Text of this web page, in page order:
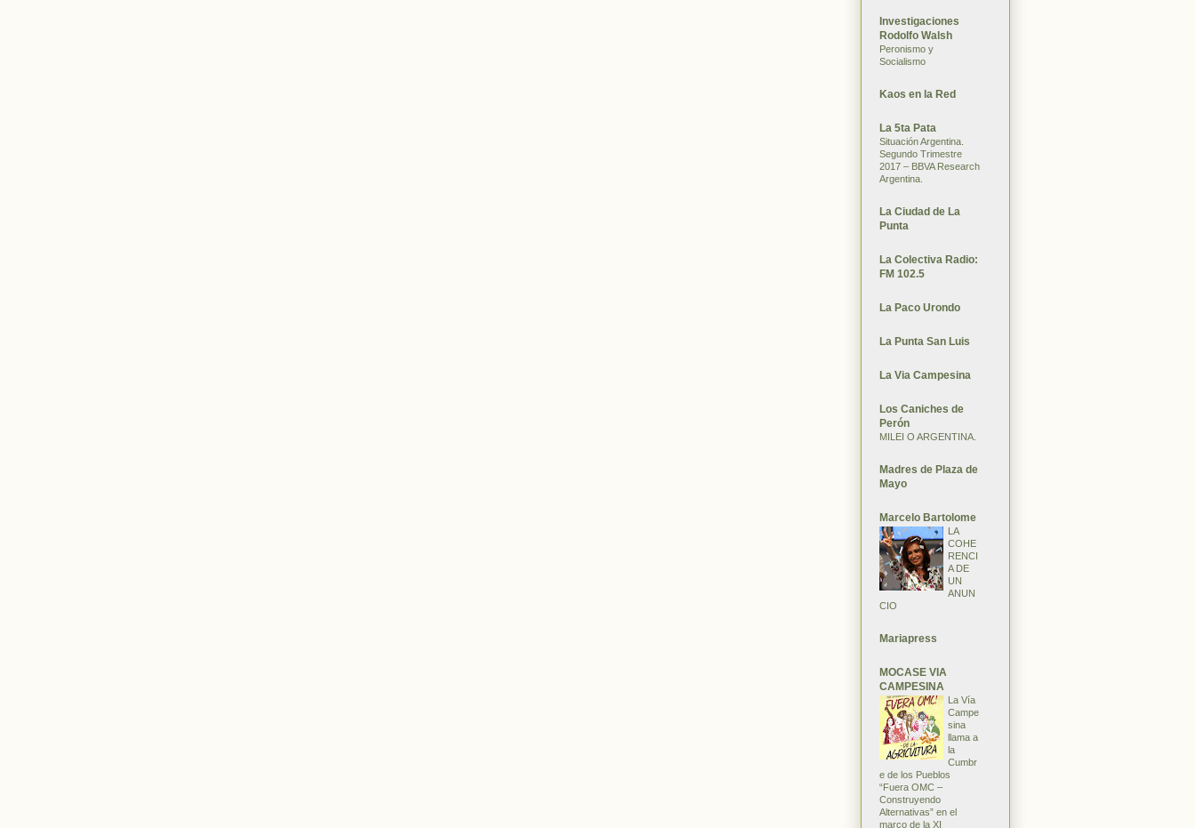
Investigaciones
Rodolfo Walsh
Peronismo y
Socialismo
Kaos en la Red
La 5ta Pata
Situación Argentina.
Segundo Trimestre
2017 – BBVA Research
Argentina.
La Ciudad de La
Punta
La Colectiva Radio:
FM 102.5
La Paco Urondo
La Punta San Luis
La Via Campesina
Los Caniches de
Perón
MILEI O ARGENTINA.
Madres de Plaza de
Mayo
Marcelo Bartolome
LA
COHE
RENCI
A DE
UN
ANUN
CIO
Mariapress
MOCASE VIA
CAMPESINA
La Vía
Campe
sina
llama a
la
Cumbr
e de los Pueblos
“Fuera OMC –
Construyendo
Alternativas” en el
marco de la XI